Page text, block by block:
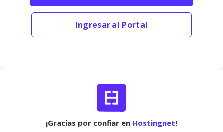
Ingresar al Portal
¡Gracias por confiar en Hostingnet!